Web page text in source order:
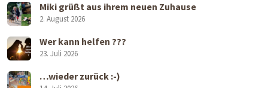
Miki grüßt aus ihrem neuen Zuhause
2. August 2026
Wer kann helfen ???
23. Juli 2026
…wieder zurück :-)